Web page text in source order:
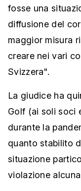
fosse una
diffusione del
maggior misura
creare nei vari
Svizzera".
La giudice ha
Golf (ai soli soci
durante la
quanto stabilito
situazione
violazione